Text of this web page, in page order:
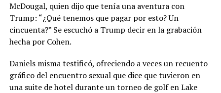
McDougal, quien dijo que tenía una aventura con
Trump: “¿Qué tenemos que pagar por esto? Un
cincuenta?” Se escuchó a Trump decir en la grabación
hecha por Cohen.
Daniels misma testificó, ofreciendo a veces un recuento
gráfico del encuentro sexual que dice que tuvieron en
una suite de hotel durante un torneo de golf en Lake